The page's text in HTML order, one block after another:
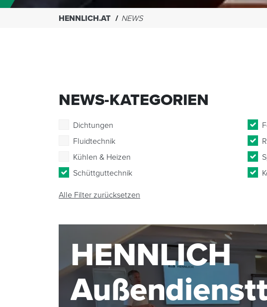
HENNLICH.AT NEWS
NEWS-KATEGORIEN
Dichtungen
Fluidtechnik
Kühlen & Heizen
Schüttguttechnik
Alle Filter zurücksetzen
HENNLICH